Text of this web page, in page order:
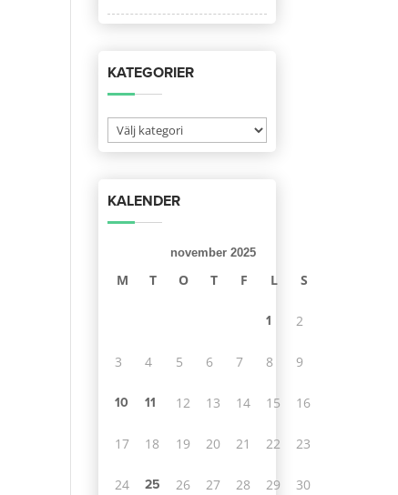
KATEGORIER
Kategorier
KALENDER
november 2025
M T O T F L S
1 2
3 4 5 6 7 8 9
10 11 12 13 14 15 16
17 18 19 20 21 22 23
24 25 26 27 28 29 30